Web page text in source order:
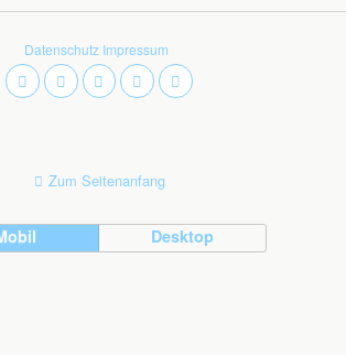
Datenschutz Impressum
Zum Seitenanfang
Desktop